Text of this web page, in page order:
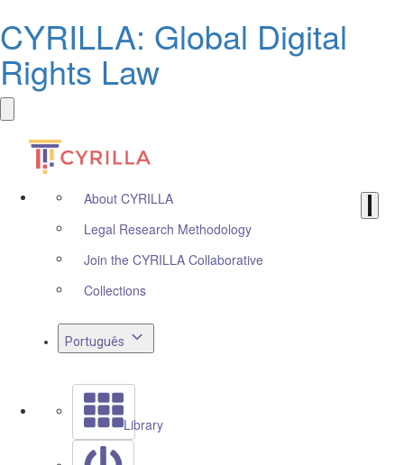
CYRILLA: Global Digital
Rights Law
About CYRILLA
Legal Research Methodology
Join the CYRILLA Collaborative
Collections
Português
Library